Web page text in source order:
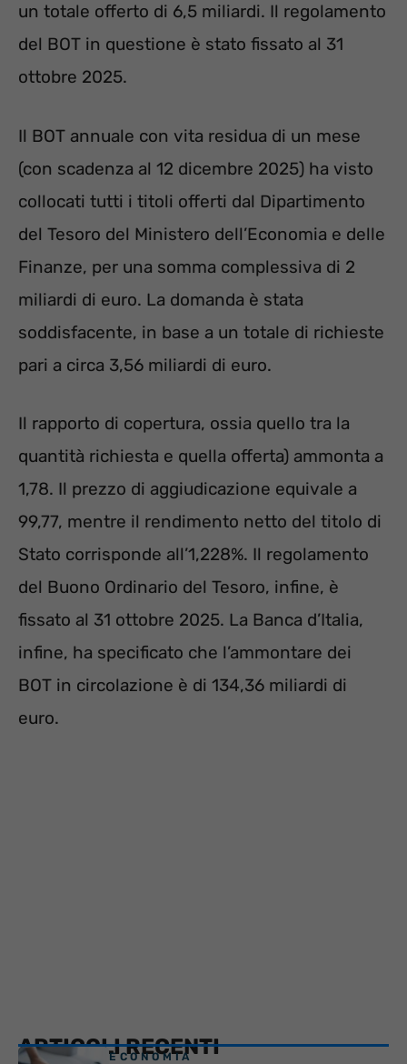
un totale offerto di 6,5 miliardi. Il regolamento
del BOT in questione è stato fissato al 31
ottobre 2025.
Il BOT annuale con vita residua di un mese
(con scadenza al 12 dicembre 2025) ha visto
collocati tutti i titoli offerti dal Dipartimento
del Tesoro del Ministero dell’Economia e delle
Finanze, per una somma complessiva di 2
miliardi di euro. La domanda è stata
soddisfacente, in base a un totale di richieste
pari a circa 3,56 miliardi di euro.
Il rapporto di copertura, ossia quello tra la
quantità richiesta e quella offerta) ammonta a
1,78. Il prezzo di aggiudicazione equivale a
99,77, mentre il rendimento netto del titolo di
Stato corrisponde all’1,228%. Il regolamento
del Buono Ordinario del Tesoro, infine, è
fissato al 31 ottobre 2025. La Banca d’Italia,
infine, ha specificato che l’ammontare dei
BOT in circolazione è di 134,36 miliardi di
euro.
ARTICOLI RECENTI
ECONOMIA